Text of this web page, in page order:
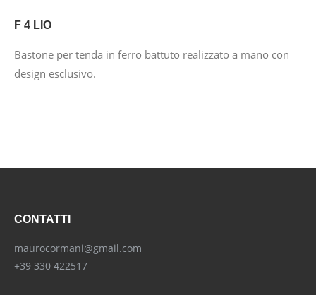
F 4 LIO
Bastone per tenda in ferro battuto realizzato a mano con
design esclusivo.
CONTATTI
maurocormani@gmail.com
+39 330 422517